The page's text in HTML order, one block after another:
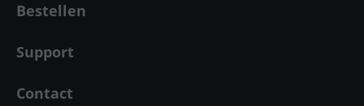
Bestellen
Support
Contact